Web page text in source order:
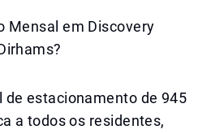
Mensal em Discovery
de estacionamento de 945
a todos os residentes,